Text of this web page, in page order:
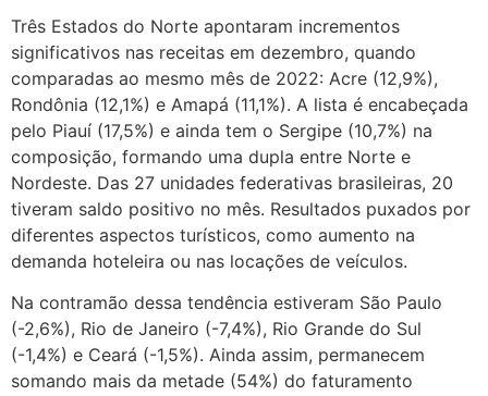
Três Estados do Norte apontaram incrementos
significativos nas receitas em dezembro, quando
comparadas ao mesmo mês de 2022: Acre (12,9%),
Rondônia (12,1%) e Amapá (11,1%). A lista é encabeçada
pelo Piauí (17,5%) e ainda tem o Sergipe (10,7%) na
composição, formando uma dupla entre Norte e
Nordeste. Das 27 unidades federativas brasileiras, 20
tiveram saldo positivo no mês. Resultados puxados por
diferentes aspectos turísticos, como aumento na
demanda hoteleira ou nas locações de veículos.
Na contramão dessa tendência estiveram São Paulo
(-2,6%), Rio de Janeiro (-7,4%), Rio Grande do Sul
(-1,4%) e Ceará (-1,5%). Ainda assim, permanecem
somando mais da metade (54%) do faturamento